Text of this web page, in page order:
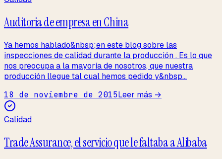
Auditoria de empresa en China
Ya hemos hablado&nbsp;en este blog sobre las
inspecciones de calidad durante la producción . Es lo que
nos preocupa a la mayoría de nosotros, que nuestra
producción llegue tal cual hemos pedido y&nbsp...
18 de noviembre de 2015Leer más →
Calidad
Trade Assurance, el servicio que le faltaba a Alibaba